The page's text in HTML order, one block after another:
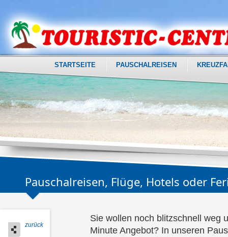
STARTSEITE PAUSCHALREISEN
Pauschalreisen, Flüge, Hotels oder
zurück
Sie wollen noch blitzschnell weg
Minute Angebot? In unseren